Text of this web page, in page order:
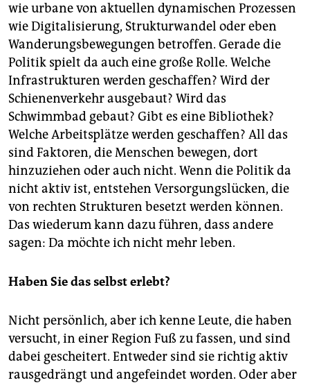
wie urbane von aktuellen dynamischen Prozessen
wie Digitalisierung, Strukturwandel oder eben
Wanderungsbewegungen betroffen. Gerade die
Politik spielt da auch eine große Rolle. Welche
Infrastrukturen werden geschaffen? Wird der
Schienenverkehr ausgebaut? Wird das
Schwimmbad gebaut? Gibt es eine Bibliothek?
Welche Arbeitsplätze werden geschaffen? All das
sind Faktoren, die Menschen bewegen, dort
hinzuziehen oder auch nicht. Wenn die Politik da
nicht aktiv ist, entstehen Versorgungslücken, die
von rechten Strukturen besetzt werden können.
Das wiederum kann dazu führen, dass andere
sagen: Da möchte ich nicht mehr leben.
Haben Sie das selbst erlebt?
Nicht persönlich, aber ich kenne Leute, die haben
versucht, in einer Region Fuß zu fassen, und sind
dabei gescheitert. Entweder sind sie richtig aktiv
rausgedrängt und angefeindet worden. Oder aber